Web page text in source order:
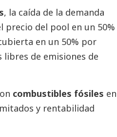
, la caída de la demanda
precio del pool en un 50%
en un 50% por
de emisiones de
combustibles fósiles en
y rentabilidad